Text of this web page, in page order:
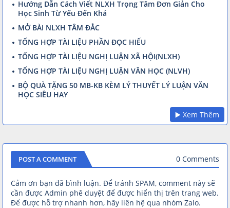
Hướng Dẫn Cách Viết NLXH Trọng Tâm Đơn Giản Cho
Học Sinh Từ Yếu Đến Khá
MỞ BÀI NLXH TÂM ĐẮC
TỔNG HỢP TÀI LIỆU PHẦN ĐỌC HIỂU
TỔNG HỢP TÀI LIỆU NGHỊ LUẬN XÃ HỘI(NLXH)
TỔNG HỢP TÀI LIỆU NGHỊ LUẬN VĂN HỌC (NLVH)
BỘ QUÀ TẶNG 50 MB-KB KÈM LÝ THUYẾT LÝ LUẬN VĂN
HỌC SIÊU HAY
▶️ Xem Thêm
POST A COMMENT 0 Comments
Cảm ơn bạn đã bình luận. Để tránh SPAM, comment này sẽ
cần được Admin phê duyệt để được hiển thị trên trang web.
Để được hỗ trợ nhanh hơn, hãy liên hệ qua nhóm Zalo.